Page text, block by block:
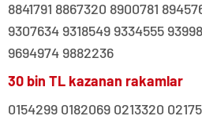
8841791 8867320 8900781
9307634 9318549 9334555
9694974 9882236
30 bin TL kazanan rakamlar
0154299 0182069 0213320